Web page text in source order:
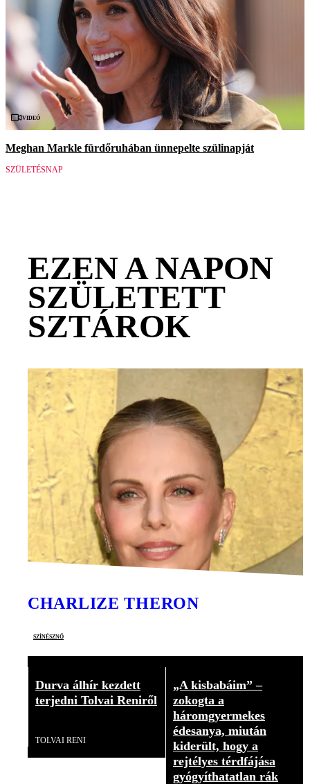
Videó
Meghan Markle fürdőruhában ünnepelte szülinapját
SZÜLETÉSNAP
EZEN A NAPON
SZÜLETETT
SZTÁROK
CHARLIZE THERON
színésznő
Durva álhír kezdett
terjedni Tolvai Reniről
TOLVAI RENI
„A kisbabáim” –
zokogta a
háromgyermekes
édesanya, miután
kiderült, hogy a
rejtélyes térdfájása
gyógyíthatatlan rák